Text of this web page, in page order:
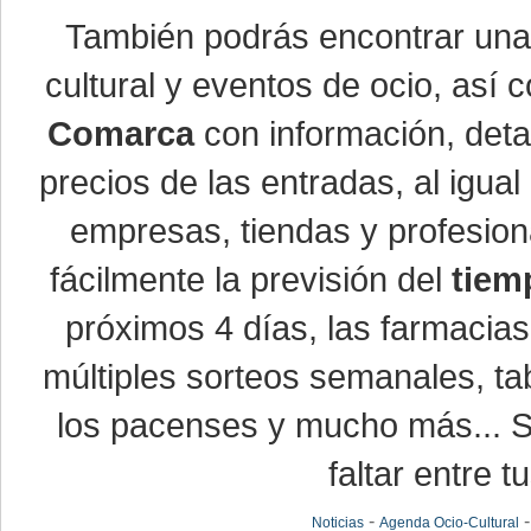
También podrás encontrar
cultural y eventos de ocio, así
Comarcacon información,
precios de las entradas, al
empresas, tiendas y
fácilmente la previsión del
próximos 4 días, las
múltiples sorteos semanales,
los pacenses y mucho más...
faltar entre
Noticias -Agenda Ocio-Cultural